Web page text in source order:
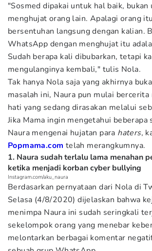
"Sosmed dipakai untuk hal baik, bukan
menghujat orang lain. Apalagi orang
bersentuhan langsung dengan kalian.
WhatsApp dengan menghujat itu
Sudah berapa kali dibubarkan, tetapi
mengulanginya kembali," tulis Nola.
Tak hanya Nola saja yang akhirnya
masalah ini, Naura pun mulai bercerita
hati yang sedang dirasakan melalui
Jika Mama ingin mengetahui beberapa
Naura mengenai hujatan para haters,
Popmama.com telah merangkumnya.
1. Naura sudah terlalu lama menahan
ketika menjadi korban cyber bullying
Instagram.com/aku_naura
Berdasarkan pernyataan dari Nola di
Selasa (4/8/2020) dijelaskan bahwa
menimpa Naura ini sudah seringkali
sekelompok orang yang menebar
melontarkan berbagai komentar